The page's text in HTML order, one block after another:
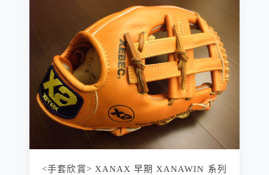
<手套欣賞> XANAX 早期 XANAWIN 系列